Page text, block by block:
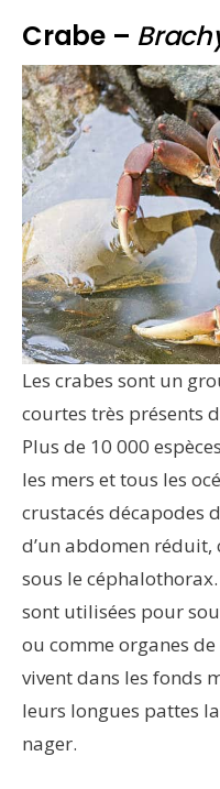
Crabe –
Les crabes sont un
courtes très présents
Plus de 10 000
les mers et tous les
crustacés décapodes
d’un abdomen
sous le
sont utilisées pour
ou comme organes
vivent dans les fonds
leurs longues pattes
nager.